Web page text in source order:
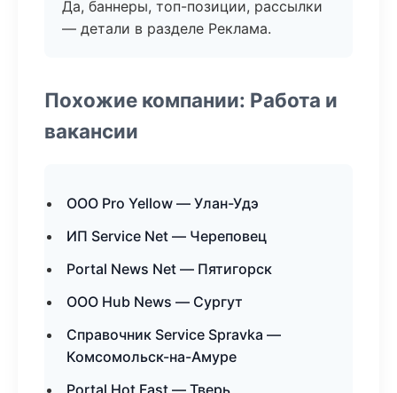
Да, баннеры, топ-позиции, рассылки
— детали в разделе Реклама.
Похожие компании: Работа и
вакансии
ООО Pro Yellow — Улан-Удэ
ИП Service Net — Череповец
Portal News Net — Пятигорск
ООО Hub News — Сургут
Справочник Service Spravka —
Комсомольск-на-Амуре
Portal Hot Fast — Тверь